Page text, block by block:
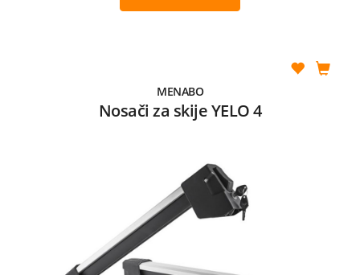
MENABO
Nosači za skije YELO 4